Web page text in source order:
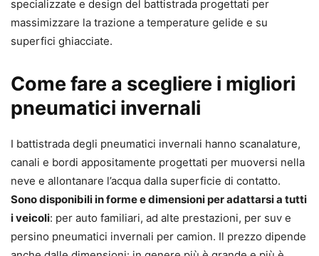
specializzate e design del battistrada progettati per
massimizzare la trazione a temperature gelide e su
superfici ghiacciate.
Come fare a scegliere i migliori
pneumatici invernali
I battistrada degli pneumatici invernali hanno scanalature,
canali e bordi appositamente progettati per muoversi nella
neve e allontanare l’acqua dalla superficie di contatto.
Sono disponibili in forme e dimensioni per adattarsi a tutti
i veicoli: per auto familiari, ad alte prestazioni, per suv e
persino pneumatici invernali per camion. Il prezzo dipende